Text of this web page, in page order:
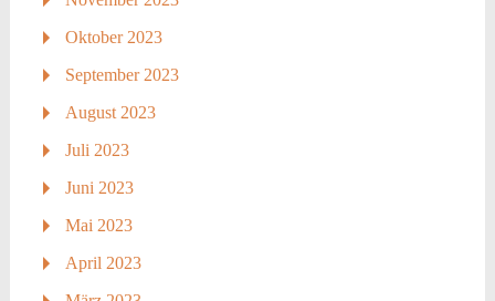
Oktober 2023
September 2023
August 2023
Juli 2023
Juni 2023
Mai 2023
April 2023